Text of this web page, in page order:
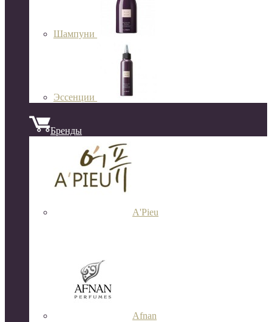
Шампуни
Эссенции
Бренды
A'Pieu
Afnan